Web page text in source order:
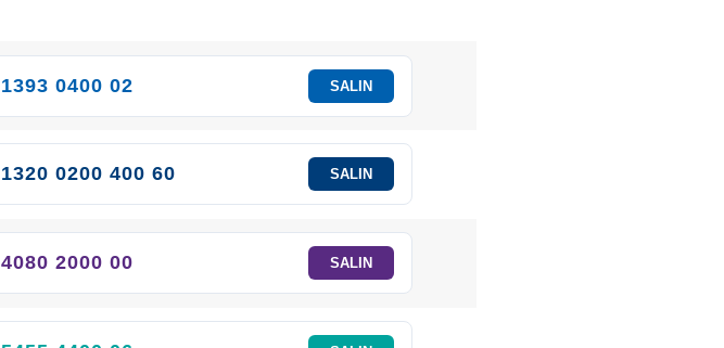
1393 0400 02 SALIN
1320 0200 400 60 SALIN
4080 2000 00 SALIN